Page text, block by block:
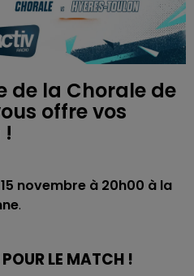
de la Chorale de
offre vos
novembre à 20h00 à la
.
LE MATCH !